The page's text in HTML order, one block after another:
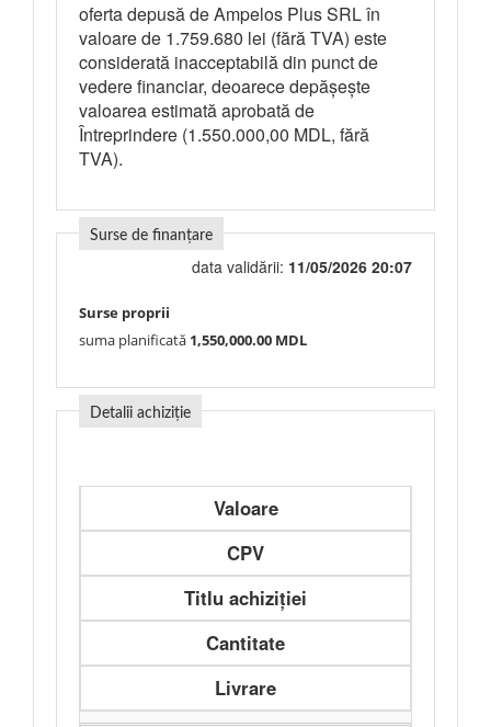
oferta depusă de Ampelos Plus SRL în
valoare de 1.759.680 lei (fără TVA) este
considerată inacceptabilă din punct de
vedere financiar, deoarece depășește
valoarea estimată aprobată de
Întreprindere (1.550.000,00 MDL, fără
TVA).
Surse de finanțare
data validării: 11/05/2026 20:07
Surse proprii
suma planificată 1,550,000.00 MDL
Detalii achiziție
Valoare
CPV
Titlu achiziției
Cantitate
Livrare